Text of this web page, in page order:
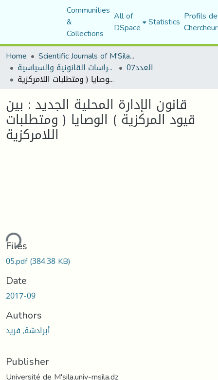
Communities
&
Collections
All of
DSpace Statistics Profils
Home
Scientific Journals of M'Sila University
مجلة الأستاذ الباحث للدراسات القانونية والسياسية العدد07
قانون الإدارة المحلية الجديد : بين قيود المركزية ) الوصايا ( ومتطلبات اللامركزية
قانون الإدارة المحلية الجديد : بين
قيود المركزية ) الوصايا ( ومتطلبات
اللامركزية
Files
05.pdf(384.38 KB)
Date
2017-09
Authors
أبرادشة, فريد
Publisher
Université de M'sila,univ-msila.dz